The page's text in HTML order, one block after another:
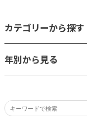
カテゴリーから探す
年別から見る